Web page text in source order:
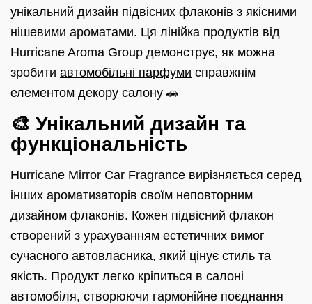
унікальний дизайн підвісних флаконів з якісними
нішевими ароматами. Ця лінійка продуктів від
Hurricane Aroma Group демонструє, як можна
зробити автомобільні парфуми справжнім
елементом декору салону 🚗
🎨 Унікальний дизайн та
функціональність
Hurricane Mirror Car Fragrance вирізняється серед
інших ароматизаторів своїм неповторним
дизайном флаконів. Кожен підвісний флакон
створений з урахуванням естетичних вимог
сучасного автовласника, який цінує стиль та
якість. Продукт легко кріпиться в салоні
автомобіля, створюючи гармонійне поєднання